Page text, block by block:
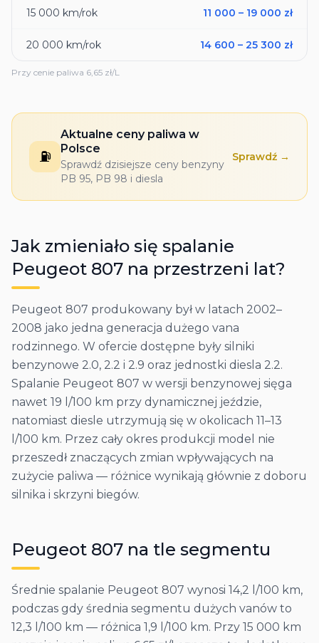
15 000 km/rok 11 000 – 19 000 zł
20 000 km/rok 14 600 – 25 300 zł
Przy cenie paliwa 6,65 zł/L
⛽
Aktualne ceny paliwa w
Polsce
Sprawdź dzisiejsze ceny benzyny
PB 95, PB 98 i diesla
Sprawdź →
Jak zmieniało się spalanie
Peugeot 807 na przestrzeni lat?
Peugeot 807 produkowany był w latach 2002–
2008 jako jedna generacja dużego vana
rodzinnego. W ofercie dostępne były silniki
benzynowe 2.0, 2.2 i 2.9 oraz jednostki diesla 2.2.
Spalanie Peugeot 807 w wersji benzynowej sięga
nawet 19 l/100 km przy dynamicznej jeździe,
natomiast diesle utrzymują się w okolicach 11–13
l/100 km. Przez cały okres produkcji model nie
przeszedł znaczących zmian wpływających na
zużycie paliwa — różnice wynikają głównie z doboru
silnika i skrzyni biegów.
Peugeot 807 na tle segmentu
Średnie spalanie Peugeot 807 wynosi 14,2 l/100 km,
podczas gdy średnia segmentu dużych vanów to
12,3 l/100 km — różnica 1,9 l/100 km. Przy 15 000 km